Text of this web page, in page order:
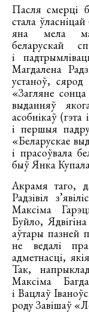
Пасля смерці
стала
яна мела
беларускай
і
Магдалена
устаноў,
«Загляне
выданняў
асобнікаў
і першыя
«Беларускае
і прасоўвала
быў Янка
Акрамя таго,
Радзівіл
Максіма
Буйло,
аўтары пазней
не ведалі
адметнасці,
Так,
Максіма
і Вацлаў
роду Завішаў